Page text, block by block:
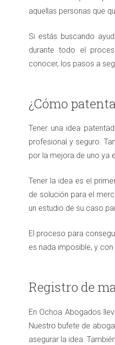
aquellas personas que
Si estás buscando
durante todo el
conocer, los pasos a
¿Cómo
Tener una idea
profesional y seguro.
por la mejora de uno ya
Tener la idea es el
de solución para el
un estudio de su caso
El proceso para
es nada imposible, y
Registro de
En Ochoa Abogados
Nuestro bufete de
asegurar la idea.